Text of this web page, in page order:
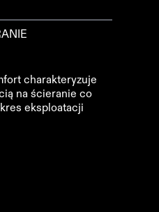
charakteryzuje
na ścieranie co
eksploatacji